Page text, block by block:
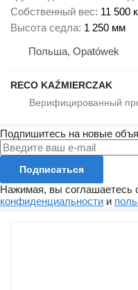
Собственный вес 11 500
Высота седла 1 250 мм
Польша, Opatówek
RECO KAŹMIERCZAK
Подпишитесь на новые
Подписаться
Нажимая, вы соглашаетесь
конфиденциальности и